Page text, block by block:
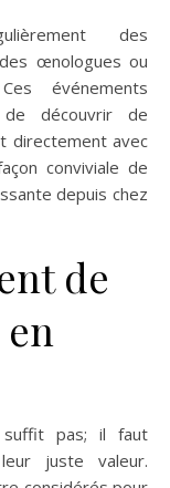
des
œnologues ou
événements
de découvrir de
directement avec
conviviale de
depuis chez
de
pas; il faut
juste valeur.